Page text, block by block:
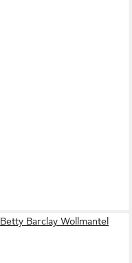
Betty Barclay Wollmantel